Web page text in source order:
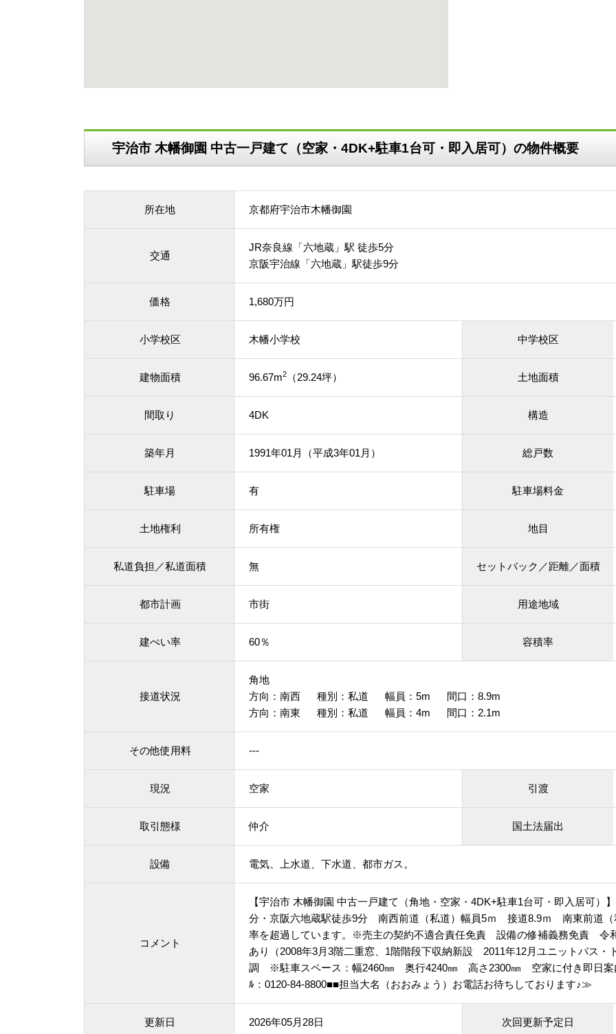
宇治市 木幡御園 中古一戸建て（空家・4DK+駐車1台可・即入居可）の物件概要
所在地 京都府宇治市木幡御園
交通
JR奈良線「六地蔵」駅 徒歩5分
京阪宇治線「六地蔵」駅徒歩9分
価格 1,680万円
小学校区 木幡小学校 中学校区
建物面積 96.67m2 （29.24坪） 土地面積
間取り 4DK 構造
築年月 1991年01月（平成3年01月） 総戸数
駐車場 有 駐車場料金
土地権利 所有権 地目
私道負担／私道面積 無 セットバック／距離／面積
都市計画 市街 用途地域
建ぺい率 60％ 容積率
接道状況
角地
方向：南西 種別：私道 幅員：5m 間口：8.9m
方向：南東 種別：私道 幅員：4m 間口：2.1m
その他使用料 ---
現況 空家 引渡
取引態様 仲介 国土法届出
設備 電気、上水道、下水道、都市ガス。
コメント
【宇治市 木幡御園 中古一戸建て（角地・空家・4DK+駐車1台可・即入居可）
分・京阪六地蔵駅徒歩9分 南西前道（私道）幅員5ｍ 接道8.9ｍ 南東前道
率を超過しています。※売主の契約不適合責任免責 設備の修補義務免責
あり（2008年3月3階二重窓、1階階段下収納新設 2011年12月ユニットバス
調 ※駐車スペース：幅2460㎜ 奥行4240㎜ 高さ2300㎜ 空家に付き即日
ﾙ：0120-84-8800■■担当大名（おおみょう）お電話お待ちしております♪≫
更新日 2026年05月28日 次回更新予定日